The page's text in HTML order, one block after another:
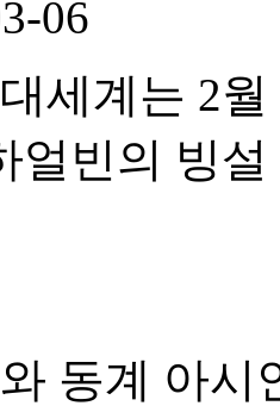
06
세계는 2
얼빈의 빙
동계 아